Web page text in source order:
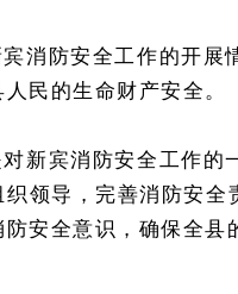
消防安全工作的开
民的生命财产安全。
新宾消防安全工作
领导，完善消防安
安全意识，确保全县